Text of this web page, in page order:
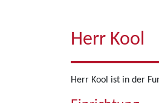
Herr Kool
Herr Kool ist in der